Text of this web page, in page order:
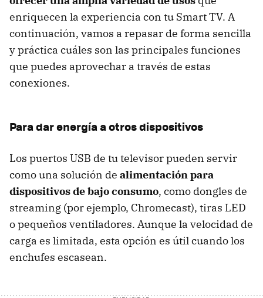
enriquecen la experiencia con tu Smart TV. A
continuación, vamos a repasar de forma sencilla
y práctica cuáles son las principales funciones
que puedes aprovechar a través de estas
conexiones.
Para dar energía a otros dispositivos
Los puertos USB de tu televisor pueden servir
como una solución de alimentación para
dispositivos de bajo consumo, como dongles de
streaming (por ejemplo, Chromecast), tiras LED
o pequeños ventiladores. Aunque la velocidad de
carga es limitada, esta opción es útil cuando los
enchufes escasean.